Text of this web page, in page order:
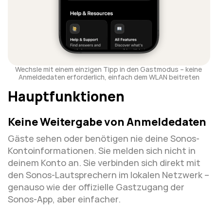
Wechsle mit einem einzigen Tipp in den Gastmodus – keine
Anmeldedaten erforderlich, einfach dem WLAN beitreten
Hauptfunktionen
Keine Weitergabe von Anmeldedaten
Gäste sehen oder benötigen nie deine Sonos-
Kontoinformationen. Sie melden sich nicht in
deinem Konto an. Sie verbinden sich direkt mit
den Sonos-Lautsprechern im lokalen Netzwerk –
genauso wie der offizielle Gastzugang der
Sonos-App, aber einfacher.